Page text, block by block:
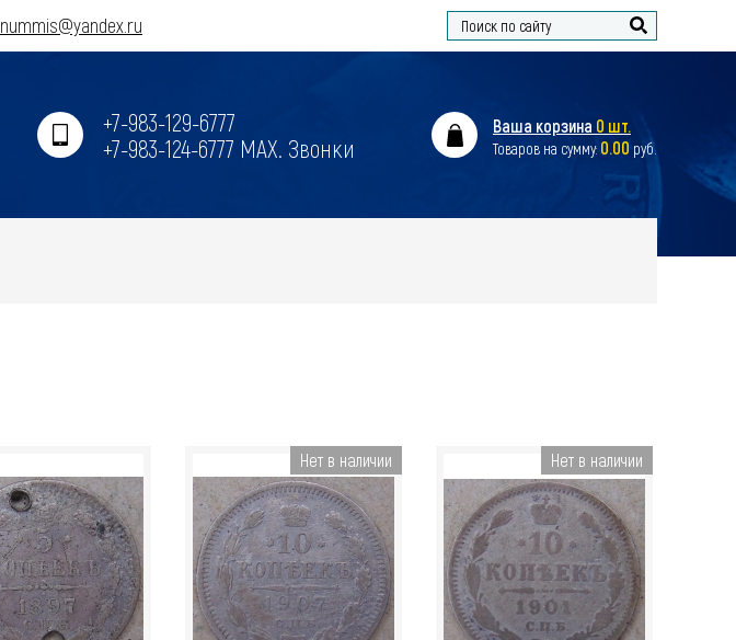
nummis@yandex.ru Найти
+7-983-129-6777
+7-983-124-6777 MAX. Звонки
Ваша корзина 0 шт.
Товаров на сумму: 0.00руб.
Нет в наличии Нет в наличии